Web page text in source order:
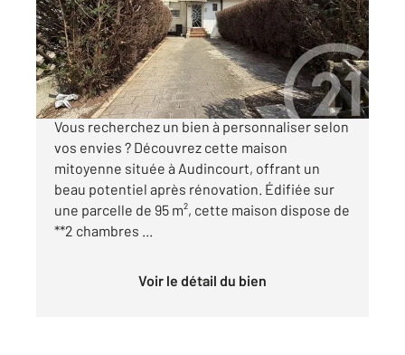
Maison à vendre
45 000 €
**Maison mitoyenne à rénover Audincourt**
Vous recherchez un bien à personnaliser selon
vos envies ? Découvrez cette maison
mitoyenne située à Audincourt, offrant un
beau potentiel après rénovation. Édifiée sur
une parcelle de 95 m², cette maison dispose de
**2 chambres ...
Voir le détail du bien